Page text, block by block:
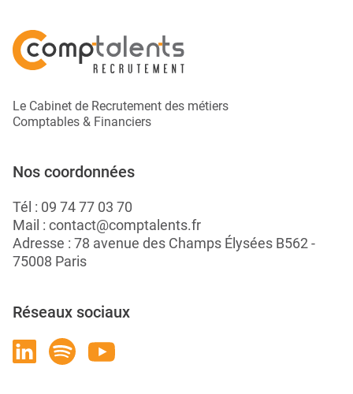
Le Cabinet de Recrutement des métiers
Comptables & Financiers
Nos coordonnées
Tél : 09 74 77 03 70
Mail : contact@comptalents.fr
Adresse : 78 avenue des Champs Élysées B562 -
75008 Paris
Réseaux sociaux